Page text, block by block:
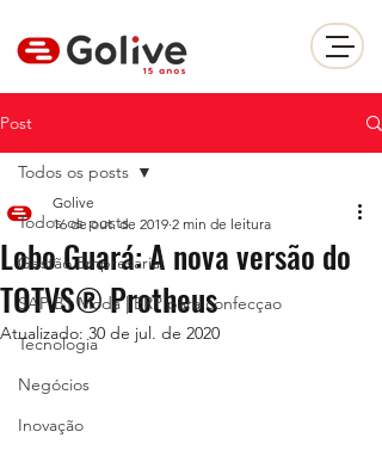
Post
Todos os posts
Gestão Empresarial
SAP B1 Moda | ERP para confecçao
Tecnologia
Negócios
Inovação
Todos os posts
Lobo Guará: A nova versão do
TOTVS® Protheus
Golive
16 de out. de 2019 2 min de leitura
Atualizado:30 de jul. de 2020